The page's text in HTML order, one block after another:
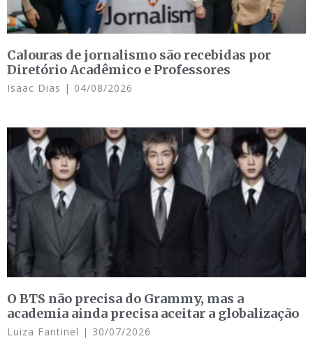
Calouras de jornalismo são recebidas por
Diretório Acadêmico e Professores
Isaac Dias 04/08/2026
O BTS não precisa do Grammy, mas a
academia ainda precisa aceitar a globalização
Luiza Fantinel 30/07/2026